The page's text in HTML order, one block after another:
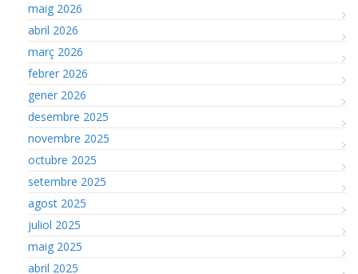
maig 2026
abril 2026
març 2026
febrer 2026
gener 2026
desembre 2025
novembre 2025
octubre 2025
setembre 2025
agost 2025
juliol 2025
maig 2025
abril 2025